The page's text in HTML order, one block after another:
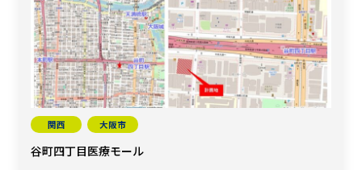
関西 大阪市
谷町四丁目医療モール